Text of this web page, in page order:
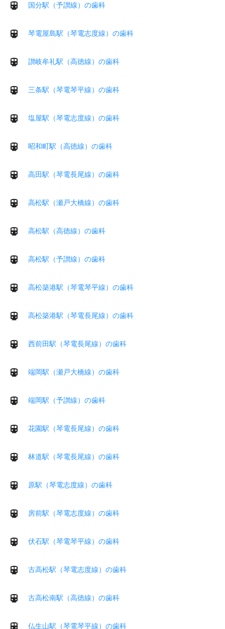
国分駅（予讃線）の歯科
琴電屋島駅（琴電志度線）の歯科
讃岐牟礼駅（高徳線）の歯科
三条駅（琴電琴平線）の歯科
塩屋駅（琴電志度線）の歯科
昭和町駅（高徳線）の歯科
高田駅（琴電長尾線）の歯科
高松駅（瀬戸大橋線）の歯科
高松駅（高徳線）の歯科
高松駅（予讃線）の歯科
高松築港駅（琴電琴平線）の歯科
高松築港駅（琴電長尾線）の歯科
西前田駅（琴電長尾線）の歯科
端岡駅（瀬戸大橋線）の歯科
端岡駅（予讃線）の歯科
花園駅（琴電長尾線）の歯科
林道駅（琴電長尾線）の歯科
原駅（琴電志度線）の歯科
房前駅（琴電志度線）の歯科
伏石駅（琴電琴平線）の歯科
古高松駅（琴電志度線）の歯科
古高松南駅（高徳線）の歯科
仏生山駅（琴電琴平線）の歯科